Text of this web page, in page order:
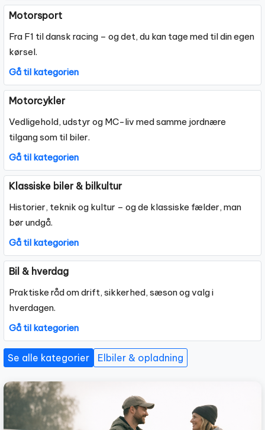
Motorsport
Fra F1 til dansk racing – og det, du kan tage med til din egen
kørsel.
Gå til kategorien
Motorcykler
Vedligehold, udstyr og MC-liv med samme jordnære
tilgang som til biler.
Gå til kategorien
Klassiske biler & bilkultur
Historier, teknik og kultur – og de klassiske fælder, man
bør undgå.
Gå til kategorien
Bil & hverdag
Praktiske råd om drift, sikkerhed, sæson og valg i
hverdagen.
Gå til kategorien
Se alle kategorier Elbiler & opladning